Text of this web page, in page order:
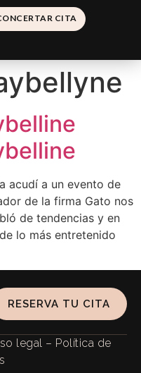
CITA
acudí a un evento de
de la firma Gato nos
de tendencias y en
lo más entretenido
RESERVA TU CITA
legal – Política de